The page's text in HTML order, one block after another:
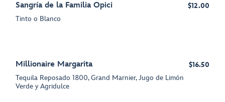
Sangría de la Familia Opici
Tinto o Blanco
$12.00
Millionaire Margarita
Tequila Reposado 1800, Grand Marnier, Jugo de Limón
Verde y Agridulce
$16.50